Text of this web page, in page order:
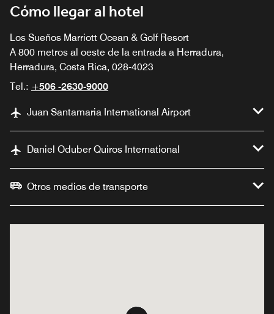
Cómo llegar al hotel
Los Sueños Marriott Ocean & Golf Resort
A 800 metros al oeste de la entrada a Herradura,
Herradura, Costa Rica, 028-4023
Tel.: +506 -2630-9000
Juan Santamaria International Airport
Daniel Oduber Quiros International
Otros medios de transporte